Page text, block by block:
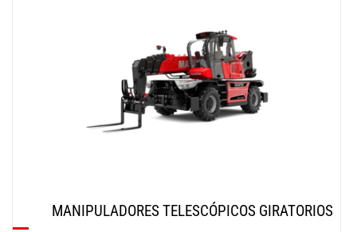
MANIPULADORES TELESCÓPICOS GIRATORIOS